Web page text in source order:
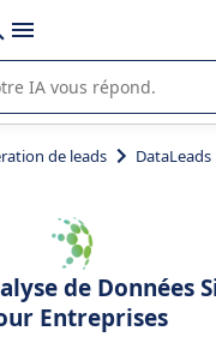
avec
dans l'utilisation ou la
de leads DataLeads
de Données
Entreprises